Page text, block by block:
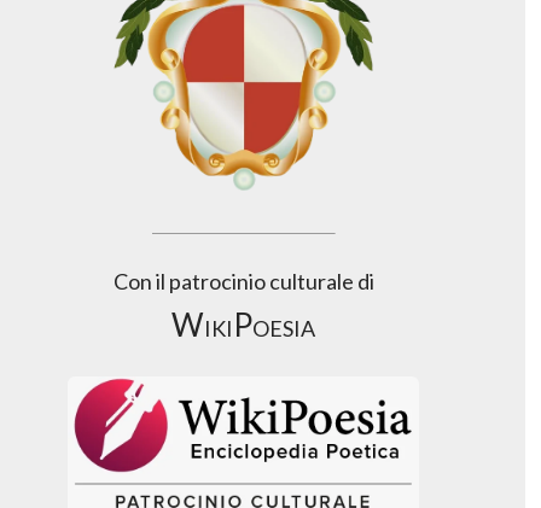
Con il patrocinio culturale di
WikiPoesia